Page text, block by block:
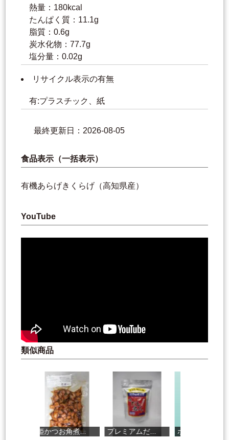
熱量：180kcal
たんぱく質：11.1g
脂質：0.6g
炭水化物：77.7g
塩分量：0.02g
リサイクル表示の有無
有:プラスチック、紙
最終更新日：2026-08-05
食品表示（一括表示）
有機あらげきくらげ（高知県産）
YouTube
類似商品
姫かつお角煮... プレミアムだ... ホケキョ漬け